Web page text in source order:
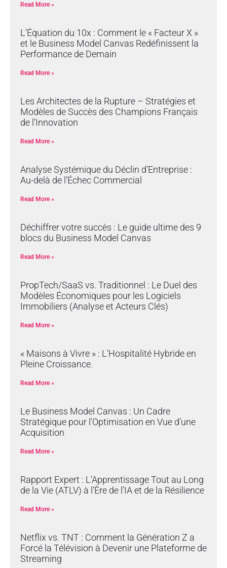
Read More »
L’Équation du 10x : Comment le « Facteur X »
et le Business Model Canvas Redéfinissent la
Performance de Demain
Read More »
Les Architectes de la Rupture – Stratégies et
Modèles de Succès des Champions Français
de l’Innovation
Read More »
Analyse Systémique du Déclin d’Entreprise :
Au-delà de l’Échec Commercial
Read More »
Déchiffrer votre succès : Le guide ultime des 9
blocs du Business Model Canvas
Read More »
PropTech/SaaS vs. Traditionnel : Le Duel des
Modèles Économiques pour les Logiciels
Immobiliers (Analyse et Acteurs Clés)
Read More »
« Maisons à Vivre » : L’Hospitalité Hybride en
Pleine Croissance.
Read More »
Le Business Model Canvas : Un Cadre
Stratégique pour l’Optimisation en Vue d’une
Acquisition
Read More »
Rapport Expert : L’Apprentissage Tout au Long
de la Vie (ATLV) à l’Ère de l’IA et de la Résilience
Read More »
Netflix vs. TNT : Comment la Génération Z a
Forcé la Télévision à Devenir une Plateforme de
Streaming